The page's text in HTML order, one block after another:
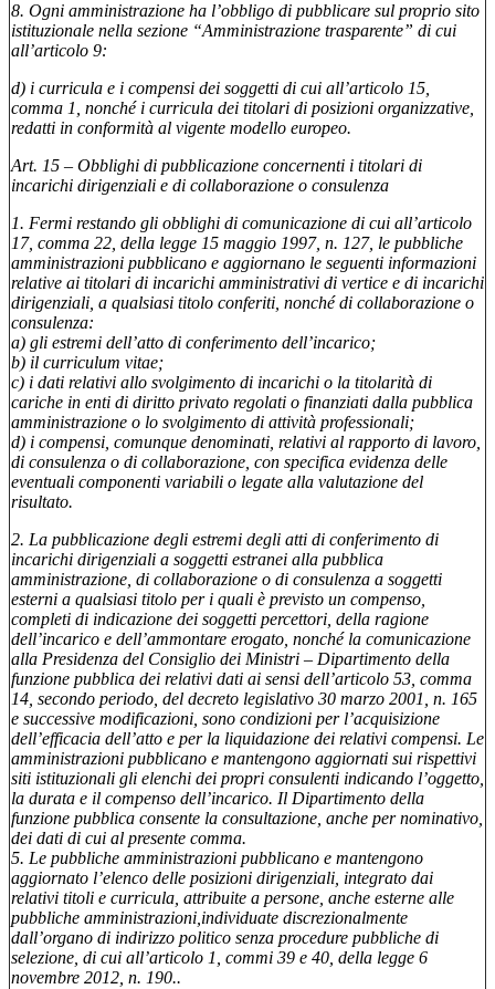
8. Ogni amministrazione ha l’obbligo di pubblicare sul proprio sito
istituzionale nella sezione “Amministrazione trasparente” di cui
all’articolo 9:
d) i curricula e i compensi dei soggetti di cui all’articolo 15,
comma 1, nonché i curricula dei titolari di posizioni organizzative,
redatti in conformità al vigente modello europeo.
Art. 15 – Obblighi di pubblicazione concernenti i titolari di
incarichi dirigenziali e di collaborazione o consulenza
1. Fermi restando gli obblighi di comunicazione di cui all’articolo
17, comma 22, della legge 15 maggio 1997, n. 127, le pubbliche
amministrazioni pubblicano e aggiornano le seguenti informazioni
relative ai titolari di incarichi amministrativi di vertice e di incarichi
dirigenziali, a qualsiasi titolo conferiti, nonché di collaborazione o
consulenza:
a) gli estremi dell’atto di conferimento dell’incarico;
b) il curriculum vitae;
c) i dati relativi allo svolgimento di incarichi o la titolarità di
cariche in enti di diritto privato regolati o finanziati dalla pubblica
amministrazione o lo svolgimento di attività professionali;
d) i compensi, comunque denominati, relativi al rapporto di lavoro,
di consulenza o di collaborazione, con specifica evidenza delle
eventuali componenti variabili o legate alla valutazione del
risultato.
2. La pubblicazione degli estremi degli atti di conferimento di
incarichi dirigenziali a soggetti estranei alla pubblica
amministrazione, di collaborazione o di consulenza a soggetti
esterni a qualsiasi titolo per i quali è previsto un compenso,
completi di indicazione dei soggetti percettori, della ragione
dell’incarico e dell’ammontare erogato, nonché la comunicazione
alla Presidenza del Consiglio dei Ministri – Dipartimento della
funzione pubblica dei relativi dati ai sensi dell’articolo 53, comma
14, secondo periodo, del decreto legislativo 30 marzo 2001, n. 165
e successive modificazioni, sono condizioni per l’acquisizione
dell’efficacia dell’atto e per la liquidazione dei relativi compensi. Le
amministrazioni pubblicano e mantengono aggiornati sui rispettivi
siti istituzionali gli elenchi dei propri consulenti indicando l’oggetto,
la durata e il compenso dell’incarico. Il Dipartimento della
funzione pubblica consente la consultazione, anche per nominativo,
dei dati di cui al presente comma.
5. Le pubbliche amministrazioni pubblicano e mantengono
aggiornato l’elenco delle posizioni dirigenziali, integrato dai
relativi titoli e curricula, attribuite a persone, anche esterne alle
pubbliche amministrazioni,individuate discrezionalmente
dall’organo di indirizzo politico senza procedure pubbliche di
selezione, di cui all’articolo 1, commi 39 e 40, della legge 6
novembre 2012, n. 190..